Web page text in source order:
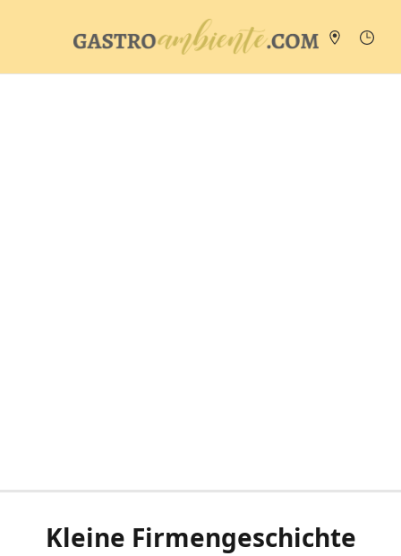
Kleine Firmengeschichte